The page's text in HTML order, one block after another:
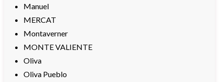
Manuel
MERCAT
Montaverner
MONTE VALIENTE
Oliva
Oliva Pueblo